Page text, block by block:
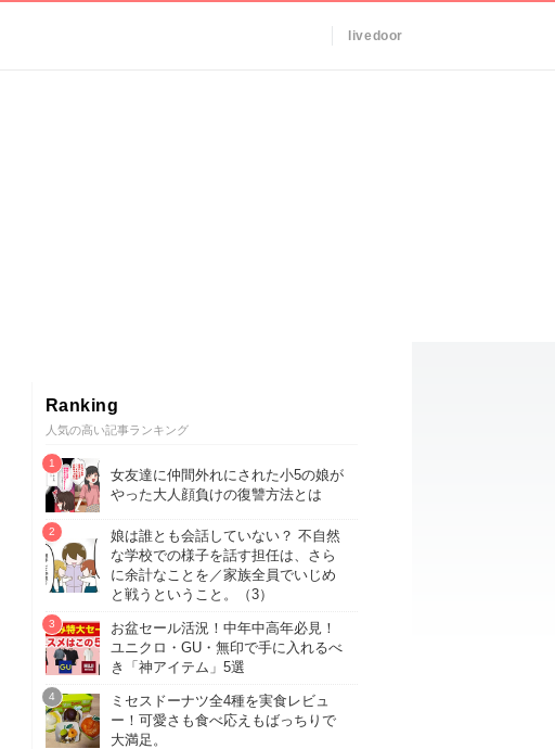
livedoor
Ranking
人気の高い記事ランキング
女友達に仲間外れにされた小5の娘が
やった大人顔負けの復讐方法とは
娘は誰とも会話していない？ 不自然
な学校での様子を話す担任は、さら
に余計なことを／家族全員でいじめ
と戦うということ。（3）
お盆セール活況！中年中高年必見！
ユニクロ・GU・無印で手に入れるべ
き「神アイテム」5選
ミセスドーナツ全4種を実食レビュ
ー！可愛さも食べ応えもばっちりで
大満足。